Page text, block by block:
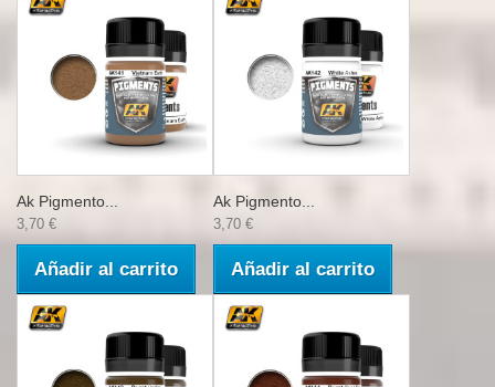
Ak Pigmento...
3,70 €
Añadir al carrito
Ak Pigmento...
3,70 €
Añadir al carrito